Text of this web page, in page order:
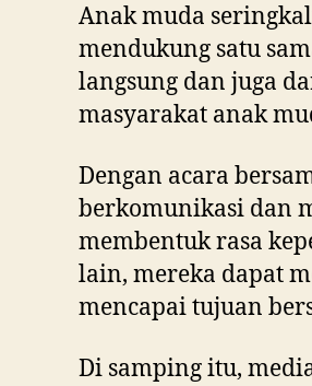
Anak muda
mendukung satu
langsung dan juga
masyarakat anak
Dengan acara
berkomunikasi dan
membentuk rasa
lain, mereka dapat
mencapai tujuan
Di samping itu,